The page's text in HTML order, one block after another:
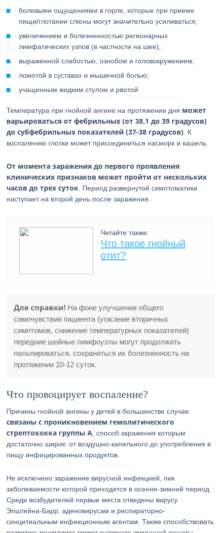
болевыми ощущениями в горле, которые при приеме
пищи/глотании слюны могут значительно усиливаться;
увеличением и болезненностью регионарных
лимфатических узлов (в частности на шее);
выраженной слабостью, ознобом и головокружением;
ломотой в суставах и мышечной болью;
учащенным жидким стулом и рвотой.
Температура при гнойной ангине на протяжении дня может
варьироваться от фебрильных (от 38,1 до 39 градусов)
до субфебрильных показателей (37-38 градусов) . К
воспалению глотки может присоединиться насморк и кашель.
От момента заражения до первого проявления
клинических признаков может пройти от нескольких
часов до трех суток . Период развернутой симптоматики
наступает на второй день после заражения.
Читайте также:
Что такое гнойный
отит?
Для справки! На фоне улучшения общего
самочувствия пациента (угасание вторичных
симптомов, снижение температурных показателей)
передние шейные лимфоузлы могут продолжать
пальпироваться, сохраняться их болезненность на
протяжении 10-12 суток.
Что провоцирует воспаление?
Причины гнойной ангины у детей в большинстве случае
связаны с проникновением гемолитического
стрептококка группы А , способ заражения которым
достаточно широк: от воздушно-капельного до употребления в
пищу инфицированных продуктов.
Не исключено заражение вирусной инфекцией, пик
заболеваемости которой приходится в осенне-зимний период.
Среди возбудителей первые места отведены вирусу
Эпштейна-Барр, аденовирусам и респираторно-
синцитиальным инфекционным агентам. Также способствовать